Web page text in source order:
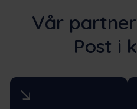
Vår
Post i